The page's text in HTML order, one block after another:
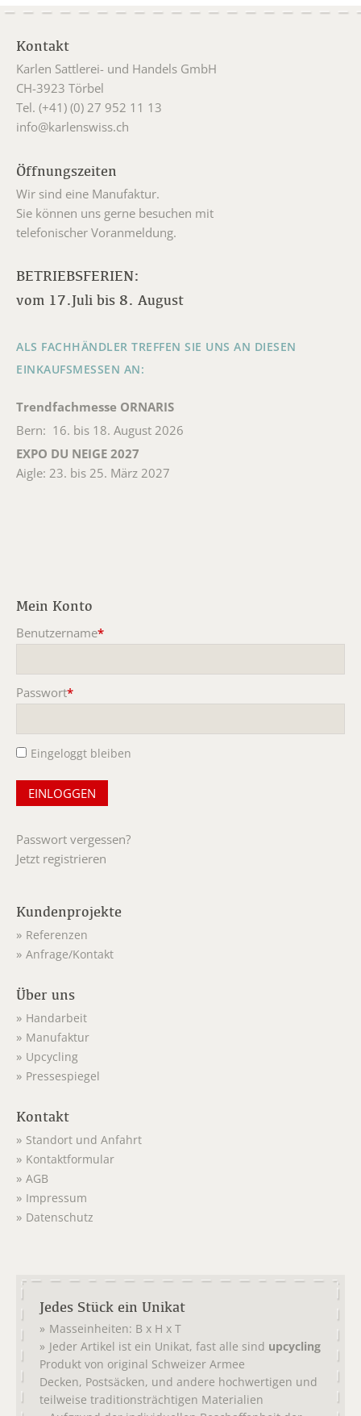
Kontakt
Karlen Sattlerei- und Handels GmbH
CH-3923 Törbel
Tel. (+41) (0) 27 952 11 13
info@karlenswiss.ch
Öffnungszeiten
Wir sind eine Manufaktur.
Sie können uns gerne besuchen mit
telefonischer Voranmeldung.
BETRIEBSFERIEN:
vom 17.Juli bis 8. August
ALS FACHHÄNDLER TREFFEN SIE UNS AN DIESEN
EINKAUFSMESSEN AN:
Trendfachmesse ORNARIS
Bern: 16. bis 18. August 2026
EXPO DU NEIGE 2027
Aigle: 23. bis 25. März 2027
Mein Konto
Benutzername*
Passwort*
Eingeloggt bleiben
Passwort vergessen?
Jetzt registrieren
Kundenprojekte
Referenzen
Anfrage/Kontakt
Über uns
Handarbeit
Manufaktur
Upcycling
Pressespiegel
Kontakt
Standort und Anfahrt
Kontaktformular
AGB
Impressum
Datenschutz
Jedes Stück ein Unikat
Masseinheiten: B x H x T
Jeder Artikel ist ein Unikat, fast alle sind upcycling
Produkt von original Schweizer Armee
Decken, Postsäcken, und andere hochwertigen und
teilweise traditionsträchtigen Materialien